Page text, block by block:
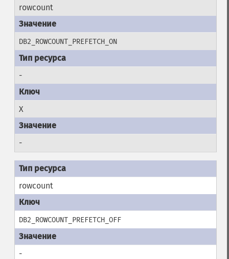
rowcount
DB2_ROWCOUNT_PREFETCH_ON
-
X
-
rowcount
DB2_ROWCOUNT_PREFETCH_OFF
-